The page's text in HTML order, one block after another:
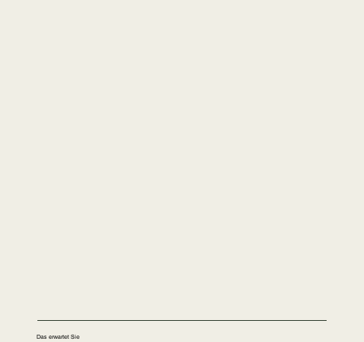
Das erwartet Sie